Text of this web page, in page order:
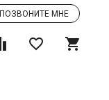
ПОЗВОНИТЕ МНЕ